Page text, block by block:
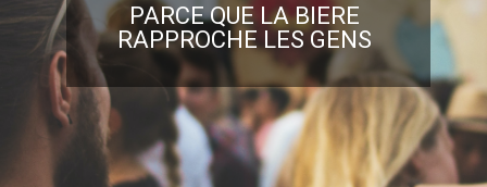
PARCE QUE LA BIERE
RAPPROCHE LES GENS